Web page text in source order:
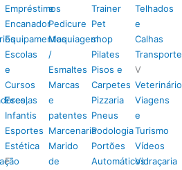
Empréstimos
Encanador
Equipamentos
Escolas
e
Cursos
Escolas
Infantis
Esportes
Estética
F
e
Pedicure
Maquiagem
/
Esmaltes
Marcas
e
patentes
Marcenaria
Marido
de
Trainer
Pet
shop
Pilates
Pisos e
Carpetes
Pizzaria
Pneus
Podologia
Portões
Automáticos
Telhados
e
Calhas
V
Veterinário
Viagens
e
Turismo
Vídeos
Vidraçaria